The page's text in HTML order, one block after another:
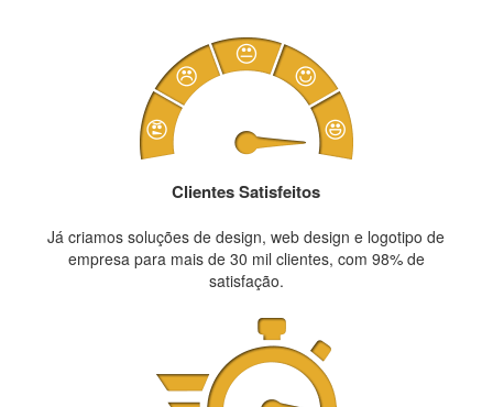
Clientes Satisfeitos
Já criamos soluções de design, web design e logotipo de
empresa para mais de 30 mil clientes, com 98% de
satisfação.